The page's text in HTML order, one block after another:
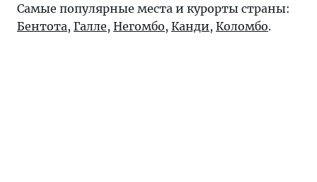
Самые популярные места и курорты страны:
Бентота, Галле, Негомбо, Канди, Коломбо.